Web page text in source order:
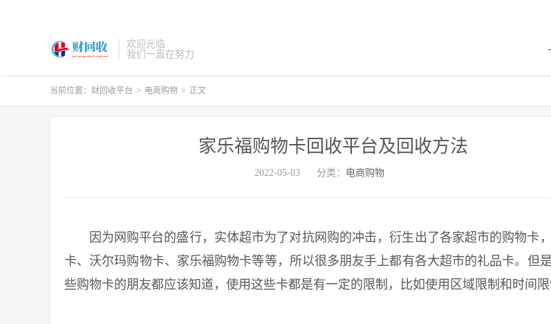
欢迎光临
我们一直在努力
当前位置： 财回收平台 > 电商购物 > 正文
家乐福购物卡回收平台及回收方法
2022-05-03 分类： 电商购物
因为网购平台的盛行，实体超市为了对抗网购的冲击，衍生出了各家超市的购物卡
卡、沃尔玛购物卡、家乐福购物卡等等，所以很多朋友手上都有各大超市的礼品卡。但
些购物卡的朋友都应该知道，使用这些卡都是有一定的限制，比如使用区域限制和时间限